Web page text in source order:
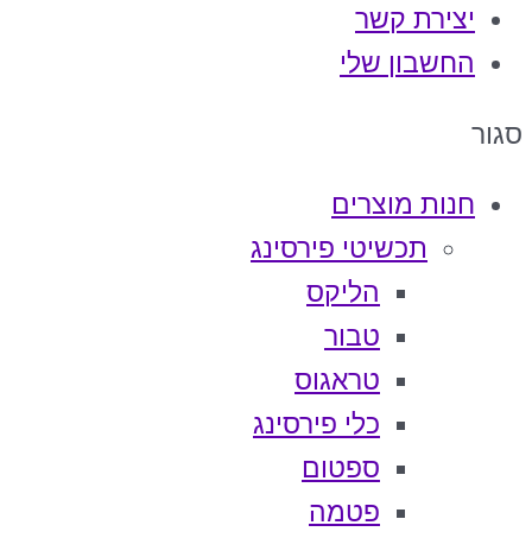
יצירת קשר
החשבון שלי
סגור
חנות מוצרים
תכשיטי פירסינג
הליקס
טבור
טראגוס
כלי פירסינג
ספטום
פטמה